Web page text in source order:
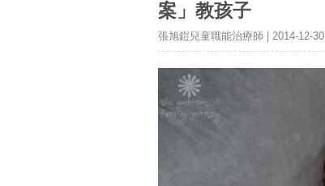
案」教孩子
張旭鎧兒童職能治療師 | 2014-12-30